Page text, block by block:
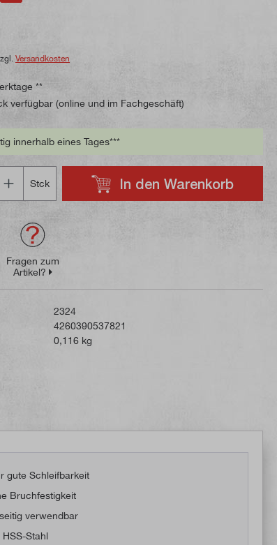
Versandkosten
**
verfügbar (online und im Fachgeschäft)
innerhalb eines Tages***
Stck
In den Warenkorb
Fragen zum
Artikel?
2324
4260390537821
0,116 kg
gute Schleifbarkeit
Bruchfestigkeit
verwendbar
HSS-Stahl